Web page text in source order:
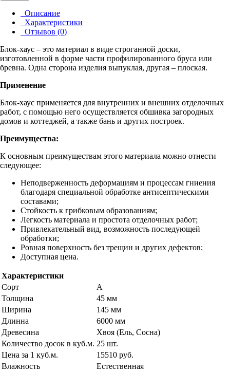
Описание
Характеристики
Отзывов (0)
Блок-хаус – это материал в виде строганной доски,
изготовленной в форме части профилированного бруса или
бревна. Одна сторона изделия выпуклая, другая – плоская.
Применение
Блок-хаус применяется для внутренних и внешних отделочных
работ, с помощью него осуществляется обшивка загородных
домов и коттеджей, а также бань и других построек.
Преимущества:
К основным преимуществам этого материала можно отнести
следующее:
Неподверженность деформациям и процессам гниения
благодаря специальной обработке антисептическими
составами;
Стойкость к грибковым образованиям;
Легкость материала и простота отделочных работ;
Привлекательный вид, возможность последующей
обработки;
Ровная поверхность без трещин и других дефектов;
Доступная цена.
Характеристики
Сорт
А
Толщина
45 мм
Ширина
145 мм
Длинна
6000 мм
Древесина
Хвоя (Ель, Сосна)
Количество досок в куб.м. 25 шт.
Цена за 1 куб.м.
15510 руб.
Влажность
Естественная